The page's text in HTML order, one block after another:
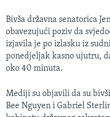
Bivša državna senatorica
obavezujući poziv da
izjavila je po izlasku iz
ponedjeljak kasno ujutru,
oko 40 minuta.
Mediji su objavili da su
Bee Nguyen i Gabriel